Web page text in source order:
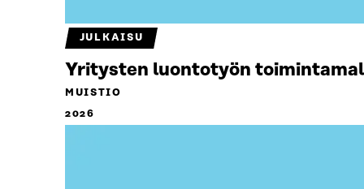
JULKAISU
Yritysten luontotyön
MUISTIO
2026